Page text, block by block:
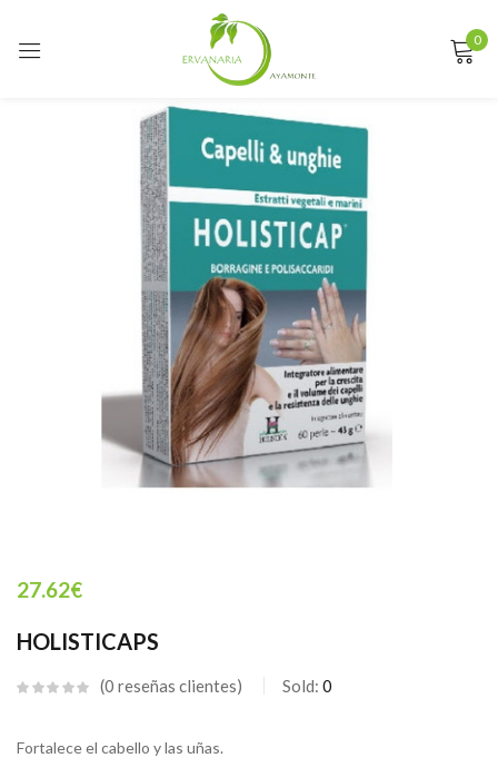
0
27.62€
HOLISTICAPS
0 reseñas clientes Sold: 0
Fortalece el cabello y las uñas.
Sign in
Remember me Lost password?
LOG IN
CREATE AN ACCOUNT